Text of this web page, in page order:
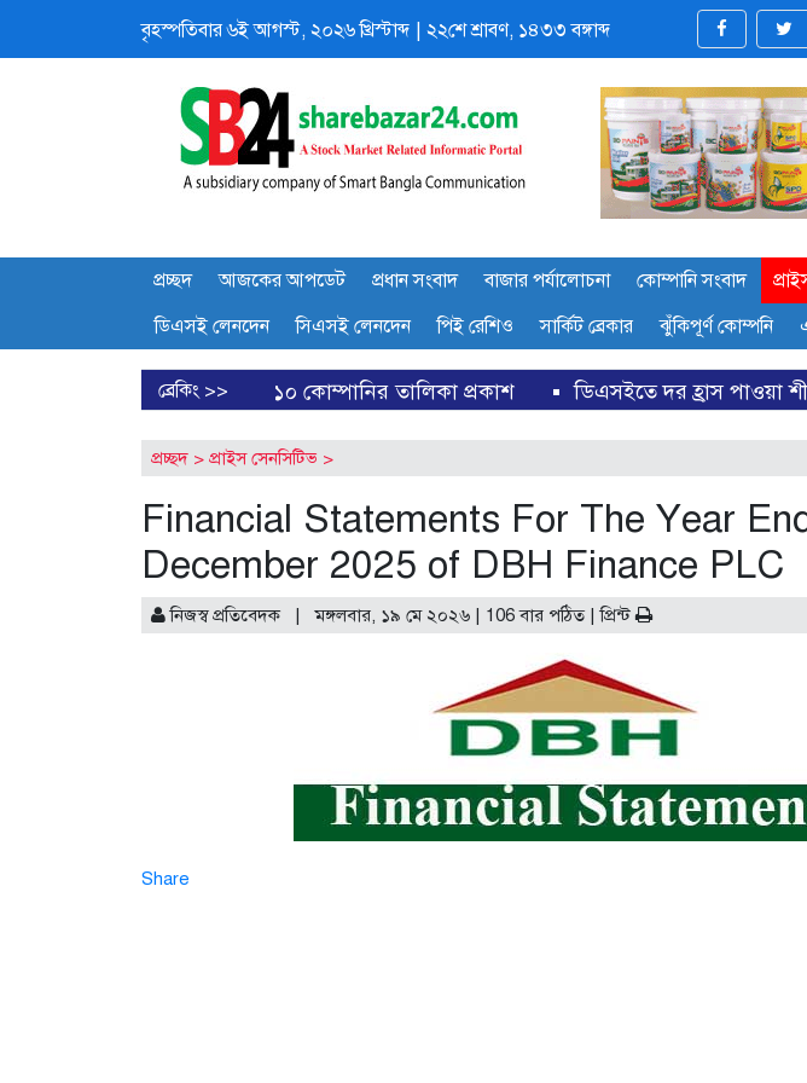
বৃহস্পতিবার ৬ই আগস্ট, ২০২৬ খ্রিস্টাব্দ ২২শে শ্রাবণ, ১৪৩৩ বঙ্গাব্দ
প্রচ্ছদ আজকের আপডেট প্রধান সংবাদ বাজার পর্যালোচনা কোম্পানি সংবাদ
ডিএসই লেনদেন
সিএসই লেনদেন পিই রেশিও সার্কিট ব্রেকার ঝুঁকিপূর্ণ কোম্পনি
ব্রেকিং >>
শীর্ষ ১০ কোম্পানির তালিকা প্রকাশ ডিএসইতে দর হ্রাস পাওয়া শীর্ষ ১০ কোম্পানির
প্রচ্ছদ > প্রাইস সেনসিটিভ >
Financial Statements For The Year
December 2025 of DBH Finance PLC
নিজস্ব প্রতিবেদক | মঙ্গলবার, ১৯ মে ২০২৬ | 106 বার পঠিত |প্রিন্ট
Share